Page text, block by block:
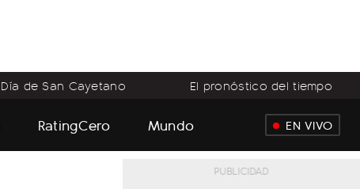
Día de San Cayetano El pronóstico del tiempo
RatingCero Mundo EN VIVO